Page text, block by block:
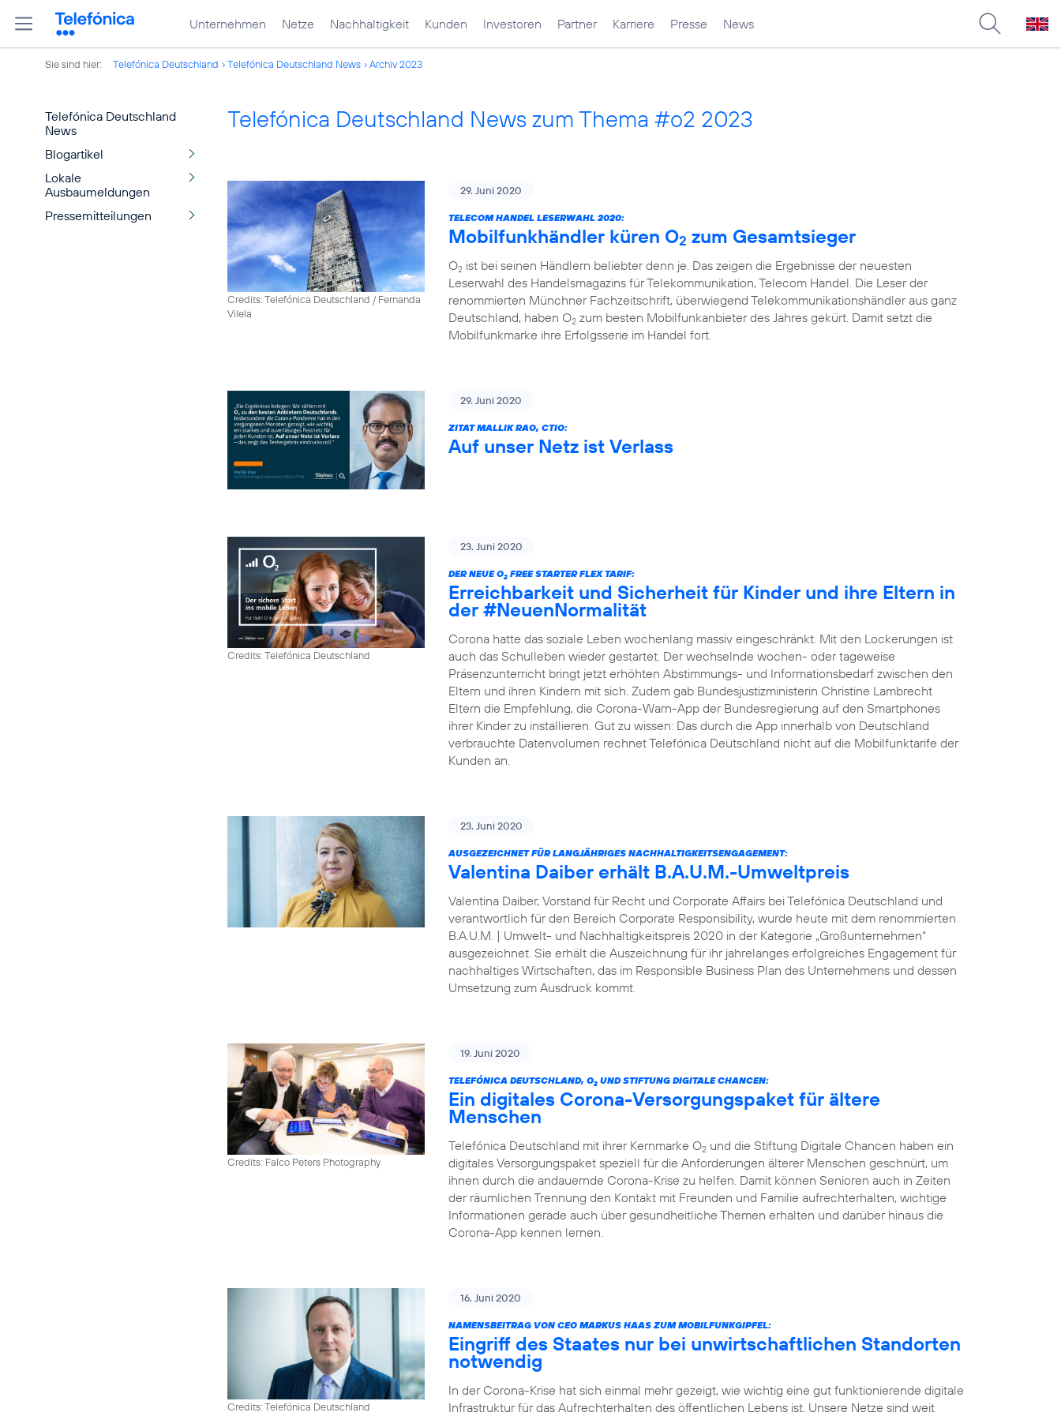
Unternehmen Netze Nachhaltigkeit Kunden Investoren Partner Karriere Presse News
Sie sind hier: Telefónica Deutschland Telefónica Deutschland News Archiv 2023
Telefónica Deutschland
News
Blogartikel
Lokale
Ausbaumeldungen
Pressemitteilungen
Telefónica Deutschland News zum Thema #o2 2023
Credits: Telefónica Deutschland / Fernanda
Vilela
29. Juni 2020
TELECOM HANDEL LESERWAHL 2020:
Mobilfunkhändler küren O2 zum Gesamtsieger
O2 ist bei seinen Händlern beliebter denn je. Das zeigen die Ergebnisse der neuesten
Leserwahl des Handelsmagazins für Telekommunikation, Telecom Handel. Die Leser der
renommierten Münchner Fachzeitschrift, überwiegend Telekommunikationshändler aus ganz
Deutschland, haben O2 zum besten Mobilfunkanbieter des Jahres gekürt. Damit setzt die
Mobilfunkmarke ihre Erfolgsserie im Handel fort.
29. Juni 2020
ZITAT MALLIK RAO, CTIO:
Auf unser Netz ist Verlass
Credits: Telefónica Deutschland
23. Juni 2020
DER NEUE O2 FREE STARTER FLEX TARIF:
Erreichbarkeit und Sicherheit für Kinder und ihre Eltern in
der #NeuenNormalität
Corona hatte das soziale Leben wochenlang massiv eingeschränkt. Mit den Lockerungen ist
auch das Schulleben wieder gestartet. Der wechselnde wochen- oder tageweise
Präsenzunterricht bringt jetzt erhöhten Abstimmungs- und Informationsbedarf zwischen den
Eltern und ihren Kindern mit sich. Zudem gab Bundesjustizministerin Christine Lambrecht
Eltern die Empfehlung, die Corona-Warn-App der Bundesregierung auf den Smartphones
ihrer Kinder zu installieren. Gut zu wissen: Das durch die App innerhalb von Deutschland
verbrauchte Datenvolumen rechnet Telefónica Deutschland nicht auf die Mobilfunktarife der
Kunden an.
23. Juni 2020
AUSGEZEICHNET FÜR LANGJÄHRIGES NACHHALTIGKEITSENGAGEMENT:
Valentina Daiber erhält B.A.U.M.-Umweltpreis
Valentina Daiber, Vorstand für Recht und Corporate Affairs bei Telefónica Deutschland und
verantwortlich für den Bereich Corporate Responsibility, wurde heute mit dem renommierten
B.A.U.M. | Umwelt- und Nachhaltigkeitspreis 2020 in der Kategorie „Großunternehmen“
ausgezeichnet. Sie erhält die Auszeichnung für ihr jahrelanges erfolgreiches Engagement für
nachhaltiges Wirtschaften, das im Responsible Business Plan des Unternehmens und dessen
Umsetzung zum Ausdruck kommt.
Credits: Falco Peters Photography
19. Juni 2020
TELEFÓNICA DEUTSCHLAND, O2 UND STIFTUNG DIGITALE CHANCEN:
Ein digitales Corona-Versorgungspaket für ältere
Menschen
Telefónica Deutschland mit ihrer Kernmarke O2 und die Stiftung Digitale Chancen haben ein
digitales Versorgungspaket speziell für die Anforderungen älterer Menschen geschnürt, um
ihnen durch die andauernde Corona-Krise zu helfen. Damit können Senioren auch in Zeiten
der räumlichen Trennung den Kontakt mit Freunden und Familie aufrechterhalten, wichtige
Informationen gerade auch über gesundheitliche Themen erhalten und darüber hinaus die
Corona-App kennen lernen.
Credits: Telefónica Deutschland
16. Juni 2020
NAMENSBEITRAG VON CEO MARKUS HAAS ZUM MOBILFUNKGIPFEL:
Eingriff des Staates nur bei unwirtschaftlichen Standorten
notwendig
In der Corona-Krise hat sich einmal mehr gezeigt, wie wichtig eine gut funktionierende digitale
Infrastruktur für das Aufrechterhalten des öffentlichen Lebens ist. Unsere Netze sind weit